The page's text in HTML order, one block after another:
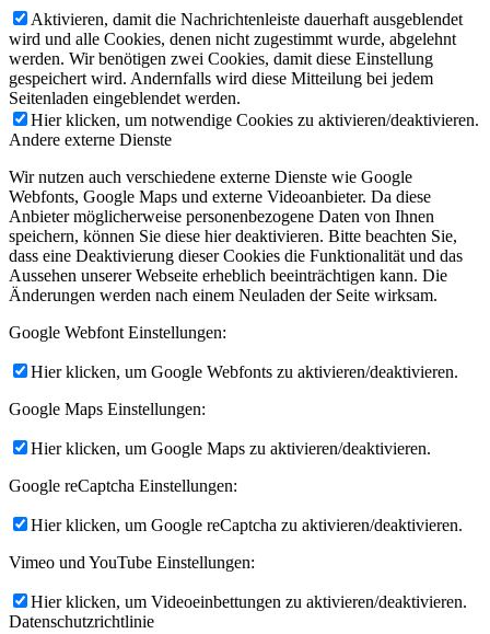
Aktivieren, damit die Nachrichtenleiste dauerhaft ausgeblendet
wird und alle Cookies, denen nicht zugestimmt wurde, abgelehnt
werden. Wir benötigen zwei Cookies, damit diese Einstellung
gespeichert wird. Andernfalls wird diese Mitteilung bei jedem
Seitenladen eingeblendet werden.
Hier klicken, um notwendige Cookies zu aktivieren/deaktivieren.
Andere externe Dienste
Wir nutzen auch verschiedene externe Dienste wie Google
Webfonts, Google Maps und externe Videoanbieter. Da diese
Anbieter möglicherweise personenbezogene Daten von Ihnen
speichern, können Sie diese hier deaktivieren. Bitte beachten Sie,
dass eine Deaktivierung dieser Cookies die Funktionalität und das
Aussehen unserer Webseite erheblich beeinträchtigen kann. Die
Änderungen werden nach einem Neuladen der Seite wirksam.
Google Webfont Einstellungen:
Hier klicken, um Google Webfonts zu aktivieren/deaktivieren.
Google Maps Einstellungen:
Hier klicken, um Google Maps zu aktivieren/deaktivieren.
Google reCaptcha Einstellungen:
Hier klicken, um Google reCaptcha zu aktivieren/deaktivieren.
Vimeo und YouTube Einstellungen:
Hier klicken, um Videoeinbettungen zu aktivieren/deaktivieren.
Datenschutzrichtlinie